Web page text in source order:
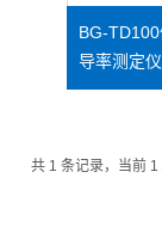
BG-
导率测定
共 1 条记录，当前